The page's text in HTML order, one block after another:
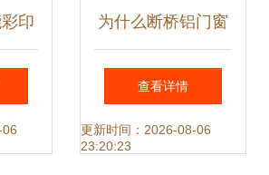
印
窗
为什么断桥铝门窗
能取代塑钢门窗成
为主流选择？
查看详情
更新时间：2026-08-06
23:20:23